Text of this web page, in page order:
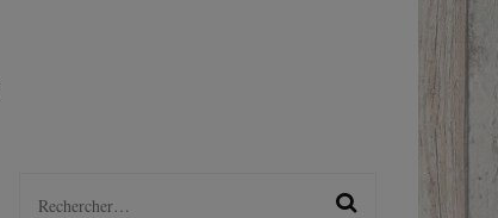
Rechercher :